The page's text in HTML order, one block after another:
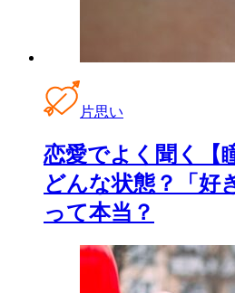
片思い
恋愛でよく聞く【
どんな状態？「好
って本当？